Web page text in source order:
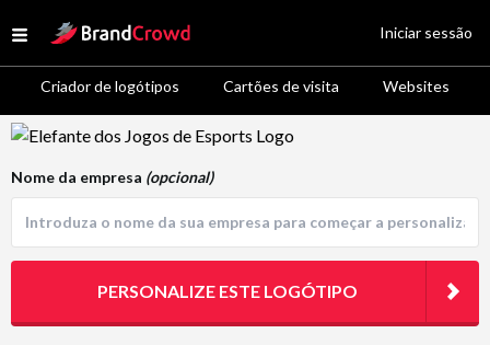
Open menu
Site Logo
Criador de logótipos Cartões de visita Websites
Iniciar sessão
Logo Template Preview
Nome da empresa (opcional)
PERSONALIZE ESTE LOGÓTIPO